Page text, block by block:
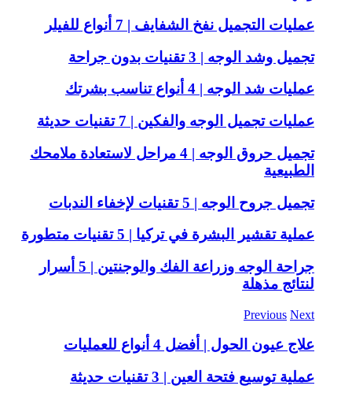
عمليات التجميل نفخ الشفايف | 7 أنواع للفيلر
تجميل وشد الوجه | 3 تقنيات بدون جراحة
عمليات شد الوجه | 4 أنواع تناسب بشرتك
عمليات تجميل الوجه والفكين | 7 تقنيات حديثة
تجميل حروق الوجه | 4 مراحل لاستعادة ملامحك
الطبيعية
تجميل جروح الوجه | 5 تقنيات لإخفاء الندبات
عملية تقشير البشرة في تركيا | 5 تقنيات متطورة
جراحة الوجه وزراعة الفك والوجنتين | 5 أسرار
لنتائج مذهلة
Previous Next
علاج عيون الحول | أفضل 4 أنواع للعمليات
عملية توسيع فتحة العين | 3 تقنيات حديثة